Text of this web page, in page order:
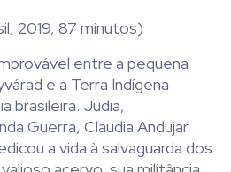
2019, 87 minutos)
entre a pequena
e a Terra Indígena
brasileira. Judia,
Guerra, Claudia Andujar
a vida à salvaguarda dos